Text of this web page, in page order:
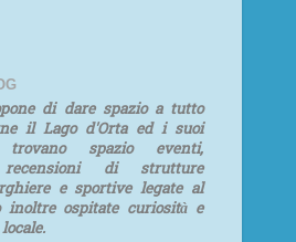
di dare spazio a tutto
il Lago d'Orta ed i suoi
spazio eventi,
recensioni di strutture
e sportive legate al
inoltre ospitate curiosità e